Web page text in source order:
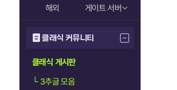
해외
게이트 서버
클래식 커뮤니티
클래식 게시판
└3추글 모음